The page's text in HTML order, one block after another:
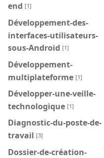
end [1]
Développement-des-
interfaces-utilisateurs-
sous-Android [1]
Développement-
multiplateforme [1]
Développer-une-veille-
technologique [1]
Diagnostic-du-poste-de-
travail [3]
Dossier-de-création-